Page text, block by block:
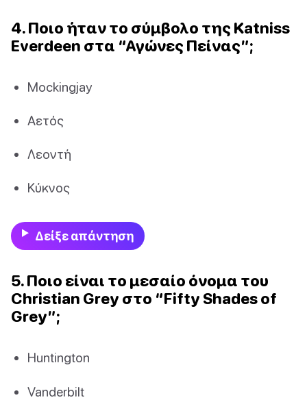
4. Ποιο ήταν το σύμβολο της Katniss
Everdeen στα “Αγώνες Πείνας”;
Mockingjay
Αετός
Λεοντή
Κύκνος
Δείξε απάντηση
5. Ποιο είναι το μεσαίο όνομα του
Christian Grey στο “Fifty Shades of
Grey”;
Huntington
Vanderbilt